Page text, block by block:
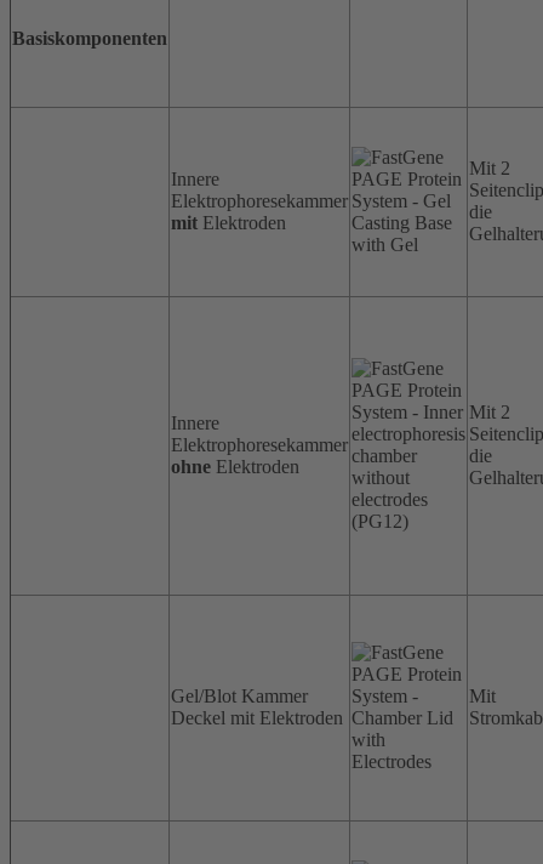
Basiskomponenten
Innere
Elektrophoresekammer
mit Elektroden
Mit 2
die
Innere
Elektrophoresekammer
ohne Elektroden
Mit 2
die
Gel/Blot Kammer
Deckel mit Elektroden
Mit